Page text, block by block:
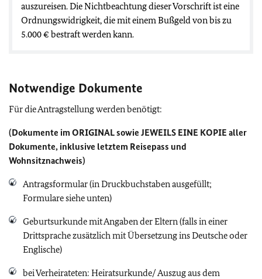
auszureisen. Die Nichtbeachtung dieser Vorschrift ist eine
Ordnungswidrigkeit, die mit einem Bußgeld von bis zu
5.000 € bestraft werden kann.
Notwendige Dokumente
Für die Antragstellung werden benötigt:
(Dokumente im ORIGINAL sowie JEWEILS EINE KOPIE aller
Dokumente, inklusive letztem Reisepass und
Wohnsitznachweis)
Antragsformular (in Druckbuchstaben ausgefüllt;
Formulare siehe unten)
Geburtsurkunde mit Angaben der Eltern (falls in einer
Drittsprache zusätzlich mit Übersetzung ins Deutsche oder
Englische)
bei Verheirateten: Heiratsurkunde/ Auszug aus dem